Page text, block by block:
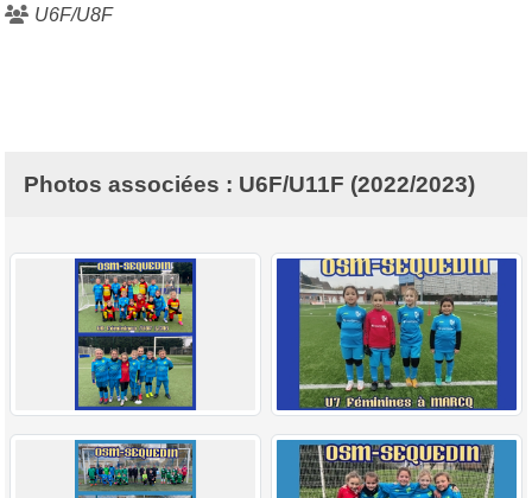
U6F/U8F
Photos associées : U6F/U11F (2022/2023)